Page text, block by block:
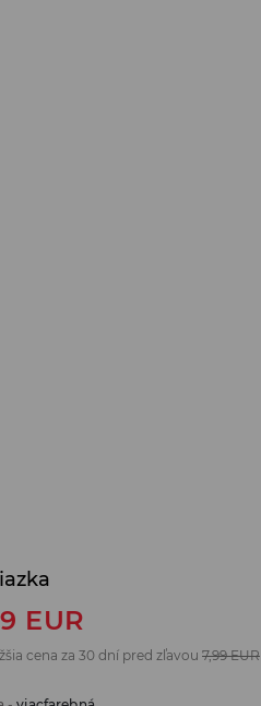
EUR
cena za 30 dní pred zľavou 7,99 EUR